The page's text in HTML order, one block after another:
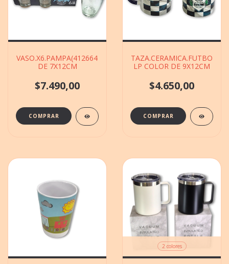
VASO.X6.PAMPA(412664)400CM°.D174VIDRIO
DE 7X12CM
$7.490,00
LP COLOR DE 9X12CM
$4.650,00
2 colores